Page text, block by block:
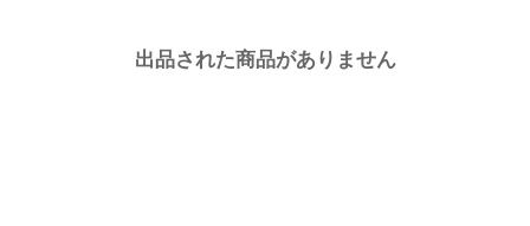
出品された商品がありません